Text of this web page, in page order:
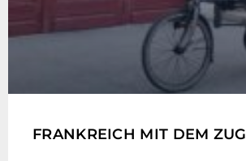
FRANKREICH MIT DEM ZUG